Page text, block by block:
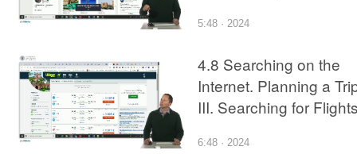
5:48 · 2024
4.8 Searching on the
Internet. Planning a
III. Searching for
6:48 · 2024